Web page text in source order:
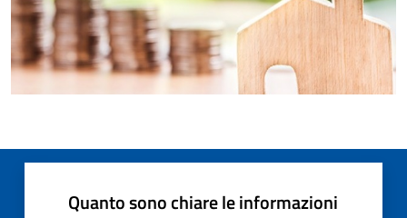
Quanto sono chiare le informazioni